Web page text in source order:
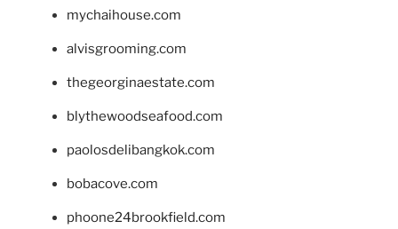
mychaihouse.com
alvisgrooming.com
thegeorginaestate.com
blythewoodseafood.com
paolosdelibangkok.com
bobacove.com
phoone24brookfield.com